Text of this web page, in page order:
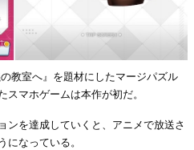
教室へ』を題材にしたマージパズル
マホゲームは本作が初だ。
ンを達成していくと、アニメで放送さ
になっている。